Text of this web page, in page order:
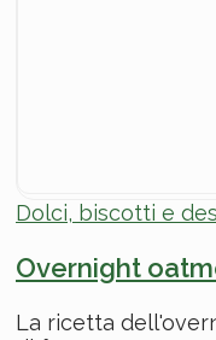
Dolci, biscotti e
Overnight
La ricetta